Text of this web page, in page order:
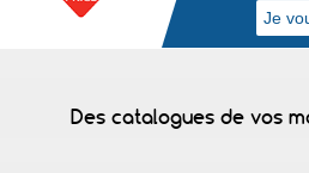
Des catalogues de vos